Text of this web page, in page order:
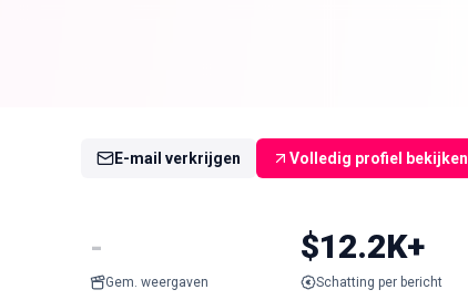
E-mail verkrijgen Volledig profiel bekijken
-
Gem. weergaven
$12.2K+
Schatting per bericht